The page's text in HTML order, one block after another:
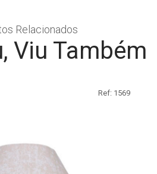
Relacionados
Viu Também
Ref: 1569